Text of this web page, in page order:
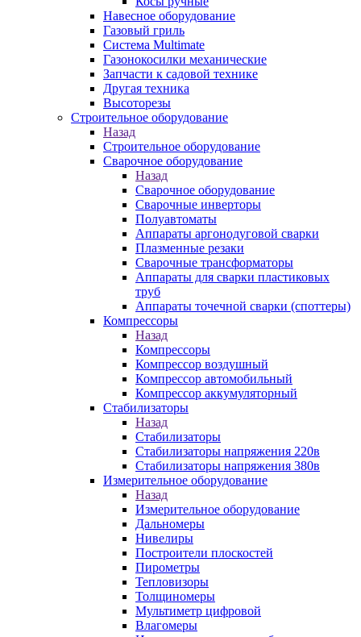
Навесное оборудование
Газовый гриль
Система Multimate
Газонокосилки механические
Запчасти к садовой технике
Другая техника
Высоторезы
Строительное оборудование
Назад
Строительное оборудование
Сварочное оборудование
Назад
Сварочное оборудование
Сварочные инверторы
Полуавтоматы
Аппараты аргонодуговой сварки
Плазменные резаки
Сварочные трансформаторы
Аппараты для сварки пластиковых
труб
Аппараты точечной сварки (споттеры)
Компрессоры
Назад
Компрессоры
Компрессор воздушный
Компрессор автомобильный
Компрессор аккумуляторный
Стабилизаторы
Назад
Стабилизаторы
Стабилизаторы напряжения 220в
Стабилизаторы напряжения 380в
Измерительное оборудование
Назад
Измерительное оборудование
Дальномеры
Нивелиры
Построители плоскостей
Пирометры
Тепловизоры
Толщиномеры
Мультиметр цифровой
Влагомеры